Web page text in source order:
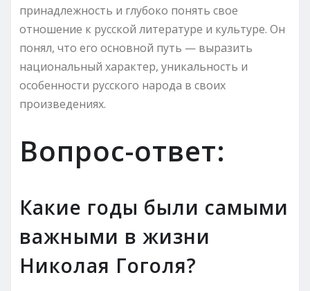
принадлежность и глубоко понять свое
отношение к русской литературе и культуре. Он
понял, что его основной путь — выразить
национальный характер, уникальность и
особенности русского народа в своих
произведениях.
Вопрос-ответ:
Какие годы были самыми
важными в жизни
Николая Гоголя?